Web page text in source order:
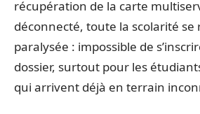
récupération de la carte
déconnecté, toute la scolarité se
paralysée : impossible de
dossier, surtout pour les
qui arrivent déjà en terrain